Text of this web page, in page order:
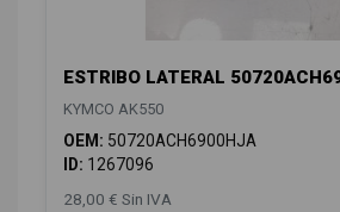
ESTRIBO LATERAL
KYMCO AK550
OEM: 50720ACH6900HJA
ID: 1267096
28,00 € Sin IVA